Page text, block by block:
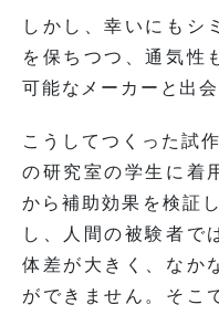
しかし、幸いにもシ
を保ちつつ、通気性
可能なメーカーと出
こうしてつくった試
の研究室の学生に着
から補助効果を検証
し、人間の被験者で
体差が大きく、なか
ができません。そこ